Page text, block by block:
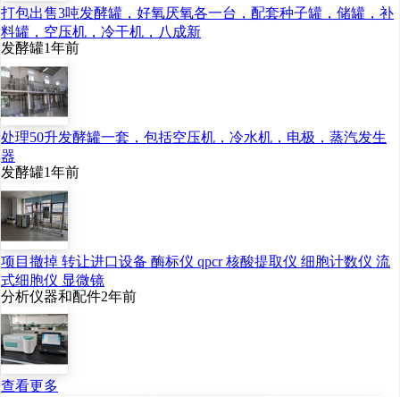
打包出售3吨发酵罐，好氧厌氧各一台，配套种子罐，储罐，补
料罐，空压机，冷干机，八成新
发酵罐1年前
处理50升发酵罐一套，包括空压机，冷水机，电极，蒸汽发生
器
发酵罐1年前
项目撤掉 转让进口设备 酶标仪 qpcr 核酸提取仪 细胞计数仪 流
式细胞仪 显微镜
分析仪器和配件2年前
查看更多